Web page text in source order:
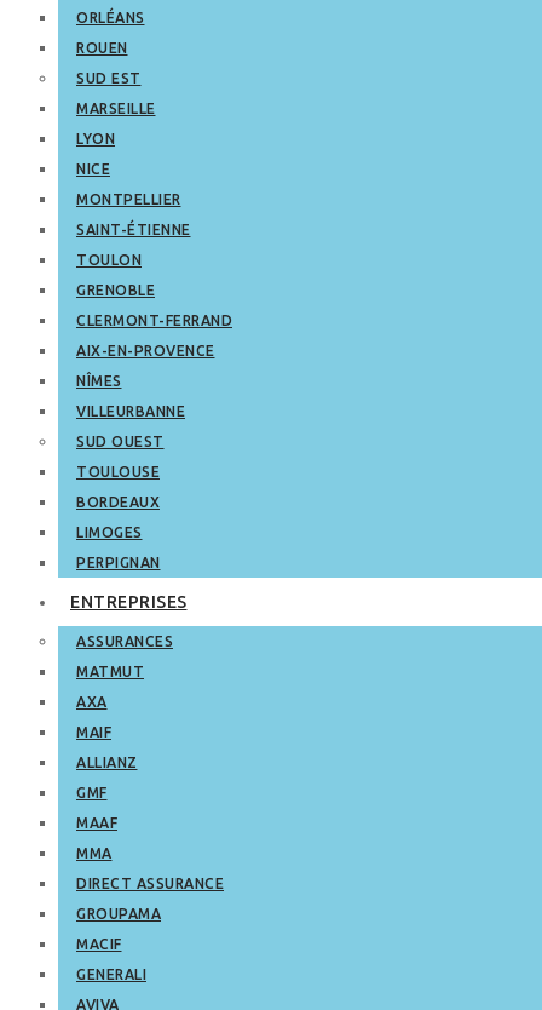
ORLÉANS
ROUEN
SUD EST
MARSEILLE
LYON
NICE
MONTPELLIER
SAINT-ÉTIENNE
TOULON
GRENOBLE
CLERMONT-FERRAND
AIX-EN-PROVENCE
NÎMES
VILLEURBANNE
SUD OUEST
TOULOUSE
BORDEAUX
LIMOGES
PERPIGNAN
ENTREPRISES
ASSURANCES
MATMUT
AXA
MAIF
ALLIANZ
GMF
MAAF
MMA
DIRECT ASSURANCE
GROUPAMA
MACIF
GENERALI
AVIVA